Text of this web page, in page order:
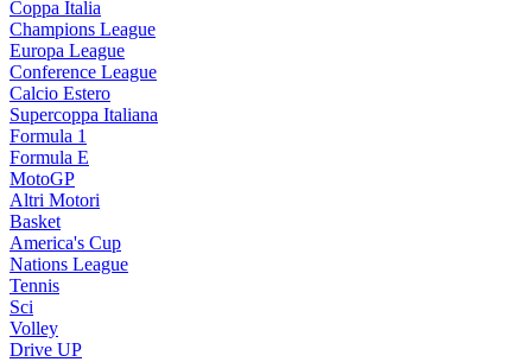
Coppa Italia
Champions League
Europa League
Conference League
Calcio Estero
Supercoppa Italiana
Formula 1
Formula E
MotoGP
Altri Motori
Basket
America's Cup
Nations League
Tennis
Sci
Volley
Drive UP